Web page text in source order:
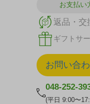
お支払い
返品・交
ギフトサ
お問い合
048-252-
(平日 9:00〜